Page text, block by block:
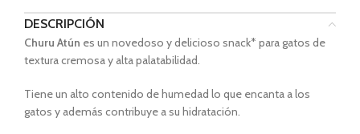
DESCRIPCIÓN
Churu Atún es un novedoso y delicioso snack* para gatos de
textura cremosa y alta palatabilidad.
Tiene un alto contenido de humedad lo que encanta a los
gatos y además contribuye a su hidratación.